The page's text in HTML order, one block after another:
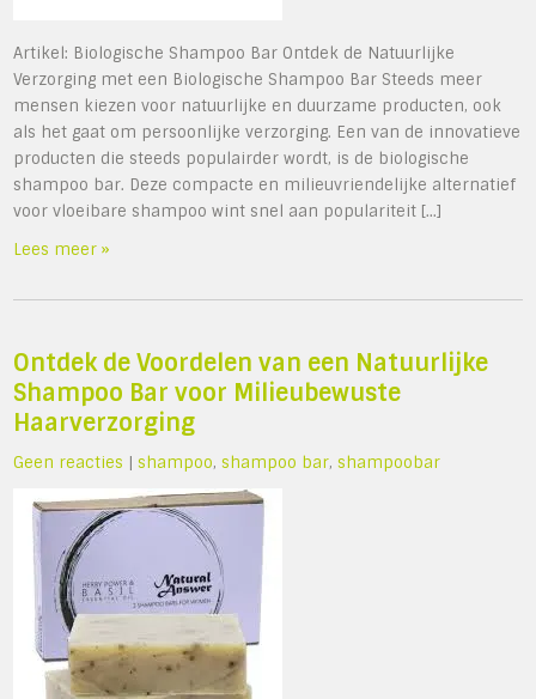
Artikel: Biologische Shampoo Bar Ontdek de Natuurlijke
Verzorging met een Biologische Shampoo Bar Steeds meer
mensen kiezen voor natuurlijke en duurzame producten, ook
als het gaat om persoonlijke verzorging. Een van de innovatieve
producten die steeds populairder wordt, is de biologische
shampoo bar. Deze compacte en milieuvriendelijke alternatief
voor vloeibare shampoo wint snel aan populariteit […]
Lees meer »
Ontdek de Voordelen van een Natuurlijke
Shampoo Bar voor Milieubewuste
Haarverzorging
Geen reacties |shampoo,shampoo bar,shampoobar